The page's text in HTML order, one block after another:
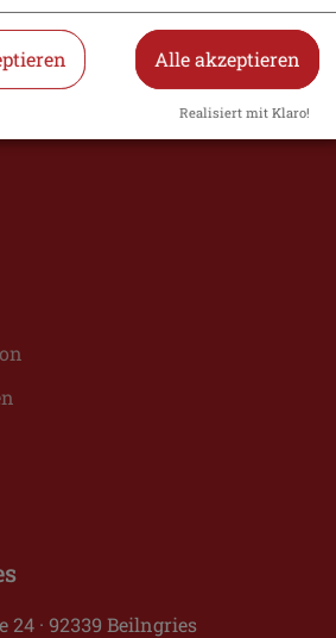
24 · 92339 Beilngries
Alle akzeptieren
Realisiert mit Klaro!